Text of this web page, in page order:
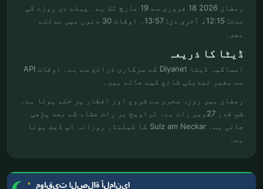
رمضان 2026 18 فروری سے 19 مارچ تک ہے۔ پہلے دن روزے کی
مدت: 12:15، آخری دن: 13:57۔ اوقات 30 دنوں میں بدلتے
ہیں۔
ڈیٹا کا ذریعہ
امساکیہ ڈیٹا Diyanet کے سرکاری ذرائع سے ہے۔ اوقات API
سے بغیر تبدیلی شائع کیے جاتے ہیں۔
رمضان میں روزہ سحری سے شروع اور افطار پر ختم ہوتا ہے۔
شبِ قدر 27ویں رات ہے۔ تراویح ہر رات عشاء کے بعد پڑھی
جاتی ہے۔ Sulz am Neckar کا کیلنڈر روزانہ اپ ڈیٹ ہوتا
ہے۔